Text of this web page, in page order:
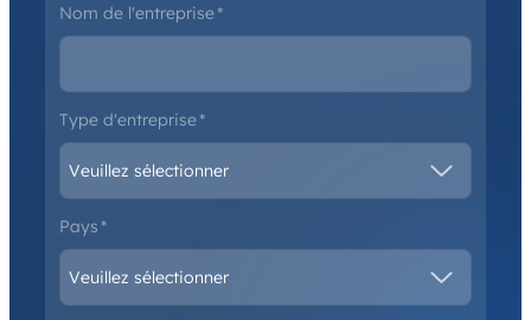
Nom de l'entreprise*
Type d'entreprise*
Pays*